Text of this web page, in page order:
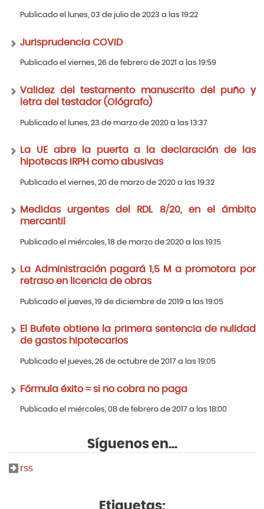
Publicado el lunes, 03 de julio de 2023 a las 19:22
Jurisprudencia COVID
Publicado el viernes, 26 de febrero de 2021 a las 19:59
Validez del testamento manuscrito del puño y
letra del testador (Ológrafo)
Publicado el lunes, 23 de marzo de 2020 a las 13:37
La UE abre la puerta a la declaración de las
hipotecas IRPH como abusivas
Publicado el viernes, 20 de marzo de 2020 a las 19:32
Medidas urgentes del RDL 8/20, en el ámbito
mercantil
Publicado el miércoles, 18 de marzo de 2020 a las 19:15
La Administración pagará 1,5 M a promotora por
retraso en licencia de obras
Publicado el jueves, 19 de diciembre de 2019 a las 19:05
El Bufete obtiene la primera sentencia de nulidad
de gastos hipotecarios
Publicado el jueves, 26 de octubre de 2017 a las 19:05
Fórmula éxito = si no cobra no paga
Publicado el miércoles, 08 de febrero de 2017 a las 18:00
Síguenos en...
rss
Etiquetas: